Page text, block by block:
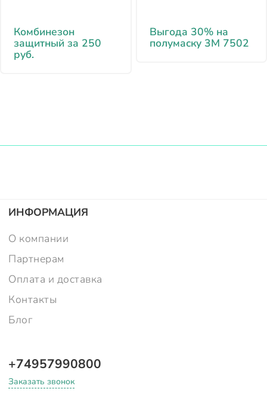
Комбинезон
защитный за 250
руб.
Выгода 30% на
полумаску 3М 7502
ИНФОРМАЦИЯ
О компании
Партнерам
Оплата и доставка
Контакты
Блог
+74957990800
Заказать звонок